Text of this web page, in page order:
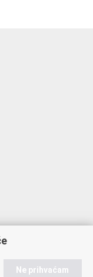
Ne prihvaćam